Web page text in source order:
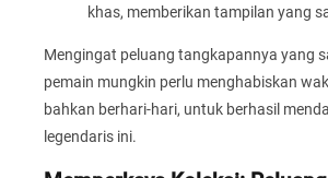
khas, memberikan tampilan yang
Mengingat peluang tangkapannya yang
pemain mungkin perlu menghabiskan
bahkan berhari-hari, untuk berhasil
legendaris ini.